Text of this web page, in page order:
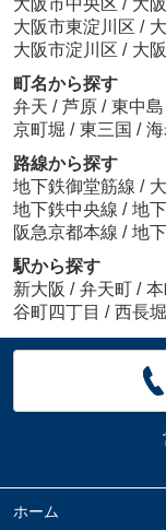
大阪市中央区 / 大
大阪市東淀川区 /
大阪市淀川区 / 大
町名から探す
弁天 / 芦原 / 東中島
京町堀 / 東三国 /
路線から探す
地下鉄御堂筋線 /
地下鉄中央線 / 地
阪急京都本線 / 地
駅から探す
新大阪 / 弁天町 /
谷町四丁目 / 西長堀
ホーム